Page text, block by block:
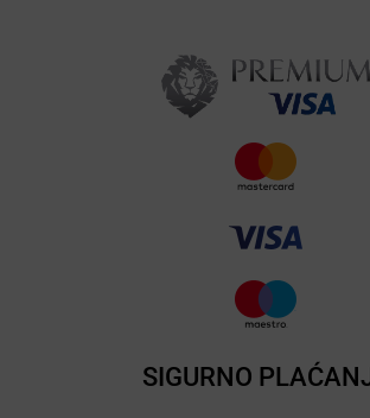
SIGURNO